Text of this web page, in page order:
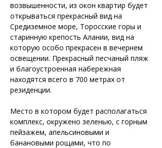
возвышенности, из окон квартир будет
открываться прекрасный вид на
Средиземное море, Торосские горы и
старинную крепость Алании, вид на
которую особо прекрасен в вечернем
освещении. Прекрасный песчаный пляж
и благоустроенная набережная
находятся всего в 700 метрах от
резиденции.
Место в котором будет располагаться
комплекс, окружено зеленью, с горным
пейзажем, апельсиновыми и
банановыми рощами, что по